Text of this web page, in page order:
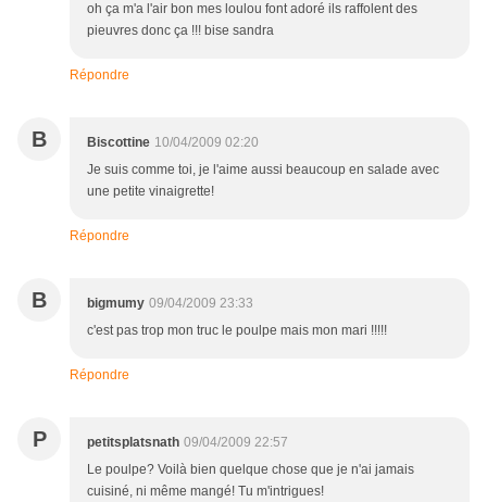
oh ça m'a l'air bon mes loulou font adoré ils raffolent des
pieuvres donc ça !!! bise sandra
Répondre
B Biscottine 10/04/2009 02:20
Je suis comme toi, je l'aime aussi beaucoup en salade avec
une petite vinaigrette!
Répondre
B bigmumy 09/04/2009 23:33
c'est pas trop mon truc le poulpe mais mon mari !!!!!
Répondre
P petitsplatsnath 09/04/2009 22:57
Le poulpe? Voilà bien quelque chose que je n'ai jamais
cuisiné, ni même mangé! Tu m'intrigues!